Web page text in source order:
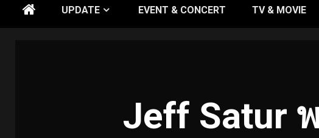
UPDATE EVENT & CONCERT TV & MOVIE
Jeff Satur